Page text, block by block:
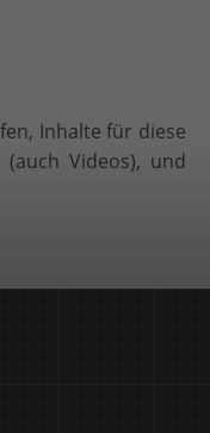
Inhalte für diese
(auch Videos), und